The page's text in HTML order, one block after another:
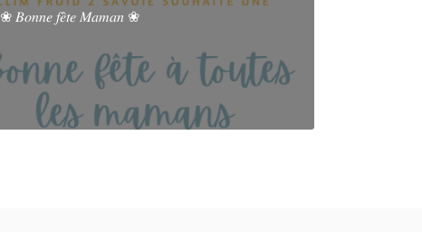
❀ 𝐵𝑜𝑛𝑛𝑒 𝑓𝑒̂𝑡𝑒 𝑀𝑎𝑚𝑎𝑛 ❀